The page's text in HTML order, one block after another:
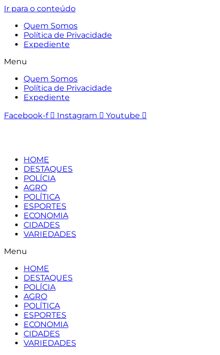
Ir para o conteúdo
Quem Somos
Política de Privacidade
Expediente
Menu
Quem Somos
Política de Privacidade
Expediente
Facebook-f
Instagram Youtube
HOME
DESTAQUES
POLÍCIA
AGRO
POLÍTICA
ESPORTES
ECONOMIA
CIDADES
VARIEDADES
Menu
HOME
DESTAQUES
POLÍCIA
AGRO
POLÍTICA
ESPORTES
ECONOMIA
CIDADES
VARIEDADES